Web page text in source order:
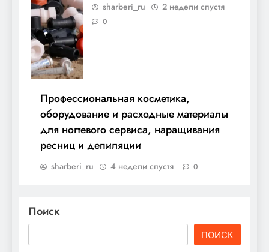
sharberi_ru 2 недели спустя
0
Профессиональная косметика,
оборудование и расходные материалы
для ногтевого сервиса, наращивания
ресниц и депиляции
sharberi_ru 4 недели спустя 0
Поиск
ПОИСК